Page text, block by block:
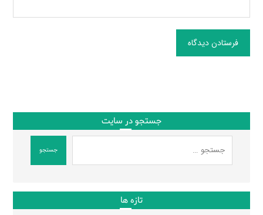
فرستادن دیدگاه
جستجو در سایت
جستجو
تازه ها